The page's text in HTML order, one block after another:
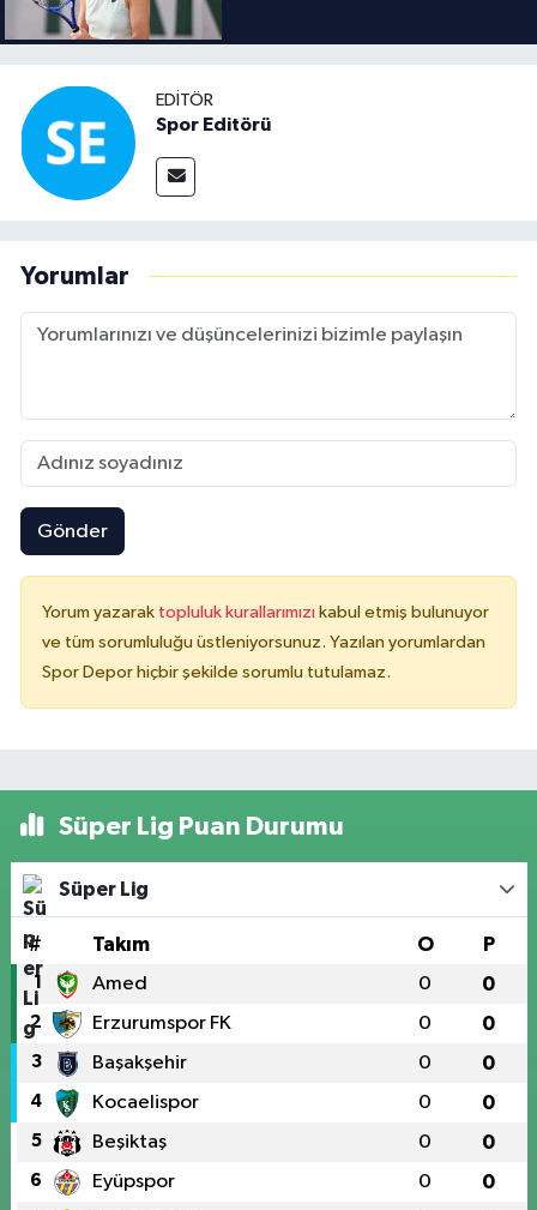
EDITÖR
Spor Editörü
Yorumlar
Gönder
Yorum yazarak topluluk kurallarımızı kabul etmiş bulunuyor
ve tüm sorumluluğu üstleniyorsunuz. Yazılan yorumlardan
Spor Depor hiçbir şekilde sorumlu tutulamaz.
Süper Lig Puan Durumu
Süper Lig
# Takım O P
1 Amed 0 0
2 Erzurumspor FK 0 0
3 Başakşehir 0 0
4 Kocaelispor 0 0
5 Beşiktaş 0 0
6 Eyüpspor 0 0